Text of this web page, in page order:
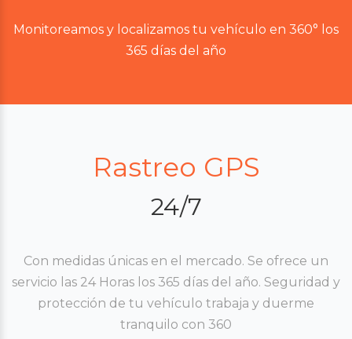
Monitoreamos y localizamos tu vehículo en 360° los
365 días del año
Rastreo GPS
24/7
Con medidas únicas en el mercado. Se ofrece un
servicio las 24 Horas los 365 días del año. Seguridad y
protección de tu vehículo trabaja y duerme
tranquilo con 360